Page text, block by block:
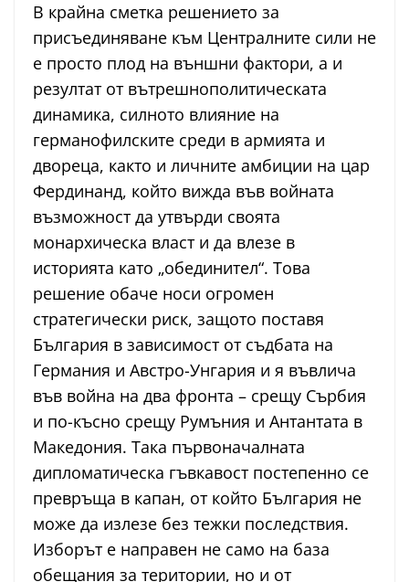
В крайна сметка решението за
присъединяване към Централните сили не
е просто плод на външни фактори, а и
резултат от вътрешнополитическата
динамика, силното влияние на
германофилските среди в армията и
двореца, както и личните амбиции на цар
Фердинанд, който вижда във войната
възможност да утвърди своята
монархическа власт и да влезе в
историята като „обединител“. Това
решение обаче носи огромен
стратегически риск, защото поставя
България в зависимост от съдбата на
Германия и Австро-Унгария и я въвлича
във война на два фронта – срещу Сърбия
и по-късно срещу Румъния и Антантата в
Македония. Така първоначалната
дипломатическа гъвкавост постепенно се
превръща в капан, от който България не
може да излезе без тежки последствия.
Изборът е направен не само на база
обещания за територии, но и от